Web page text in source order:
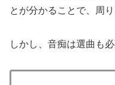
とが分かることで、周
しかし、音痴は選曲も